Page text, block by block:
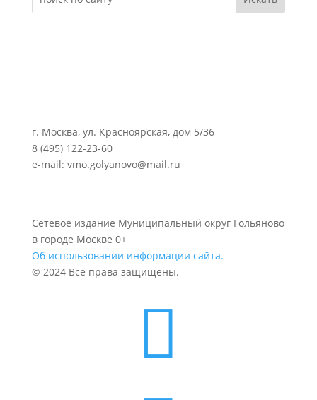
г. Москва, ул. Красноярская, дом 5/36
8 (495) 122-23-60
e-mail: vmo.golyanovo@mail.ru
Сетевое издание Муниципальный округ Гольяново
в городе Москве 0+
Об использовании информации сайта.
© 2024 Все права защищены.
